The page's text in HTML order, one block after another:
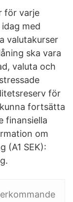
för varje
med
valutakurser
ska vara
valuta och
för
fortsätta
finansiella
om
(A1 SEK):